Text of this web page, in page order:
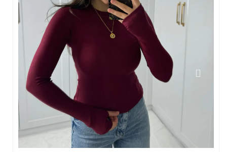
Sweatshirt
Hırka
Çanta
Kazak & Triko
Yelek
Alt Giyim
Jean Pantalon